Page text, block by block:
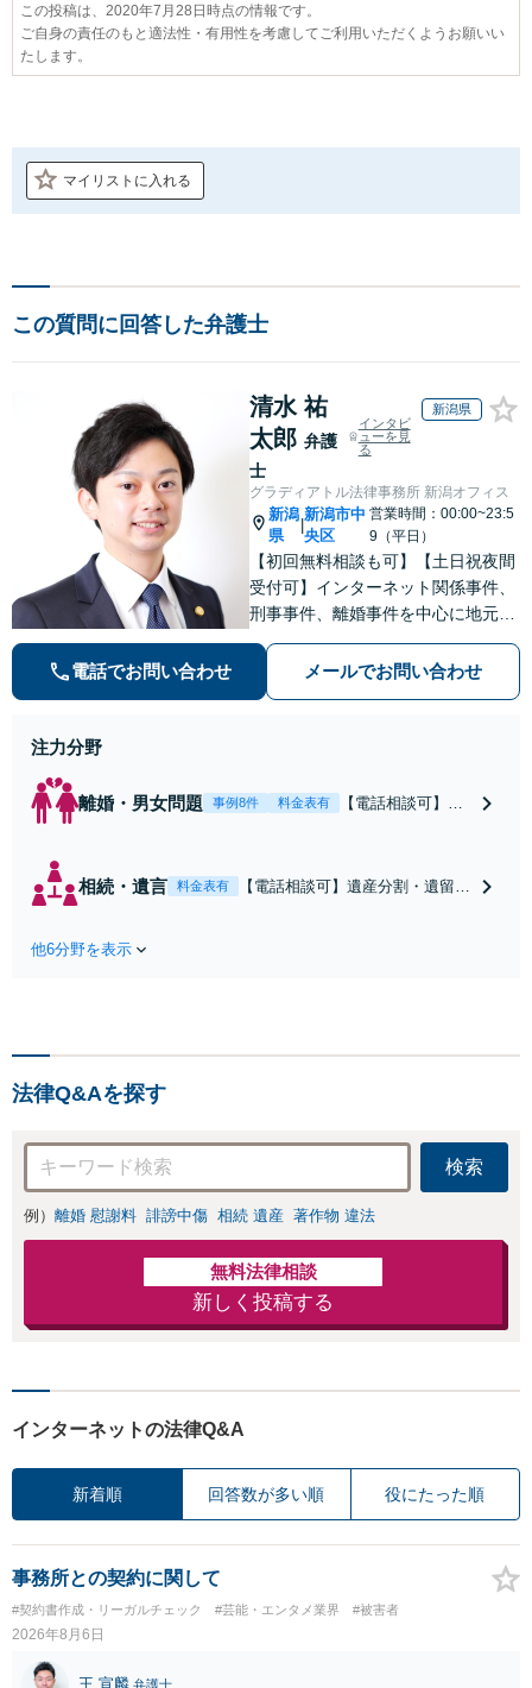
この投稿は、2020年7月28日時点の情報です。
ご自身の責任のもと適法性・有用性を考慮してご利用いただくようお願いい
たします。
マイリストに入れる
この質問に回答した弁護士
清水 祐
太郎 弁護
士
インタビ
ューを見
る
新潟県
グラディアトル法律事務所 新潟オフィス
新潟
県
|
新潟市中
央区
営業時間：00:00~23:5
9（平日）
【初回無料相談も可】【土日祝夜間
受付可】インターネット関係事件、
刑事事件、離婚事件を中心に地元新
潟で弁護士業一筋。若さと誠意と情
熱を胸に、依頼者様と真正面から向
き合います。
電話でお問い合わせ メールでお問い合わせ
注力分野
離婚・男女問題 事例8件 料金表有
【電話相談可】不
離婚に関するご相
相続・遺言 料金表有
【電話相談可】遺産分割・遺留
ぞお電話ください。
他6分野を表示
法律Q&Aを探す
検索
例） 離婚 慰謝料 誹謗中傷 相続 遺産 著作物 違法
無料法律相談
新しく投稿する
インターネットの法律Q&A
新着順 回答数が多い順 役にたった順
事務所との契約に関して
#契約書作成・リーガルチェック #芸能・エンタメ業界 #被害者
2026年8月6日
王 宣麟 弁護士